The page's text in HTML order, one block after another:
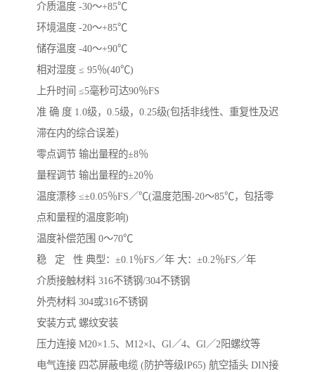
介质温度 -30～+85℃
环境温度 -20～+85℃
储存温度 -40～+90℃
相对湿度 ≤ 95％(40℃)
上升时间 ≤5毫秒可达90％FS
准 确 度 1.0级，0.5级，0.25级(包括非线性、重复性及迟
滞在内的综合误差)
零点调节 输出量程的±8％
量程调节 输出量程的±20％
温度漂移 ≤±0.05％FS／℃(温度范围-20～85℃，包括零
点和量程的温度影响)
温度补偿范围 0～70℃
稳 定 性 典型：±0.1％FS／年 大：±0.2％FS／年
介质接触材料 316不锈钢/304不锈钢
外壳材料 304或316不锈钢
安装方式 螺纹安装
压力连接 M20×1.5、M12×l、Gl／4、Gl／2阳螺纹等
电气连接 四芯屏蔽电缆 (防护等级IP65) 航空插头 DIN接